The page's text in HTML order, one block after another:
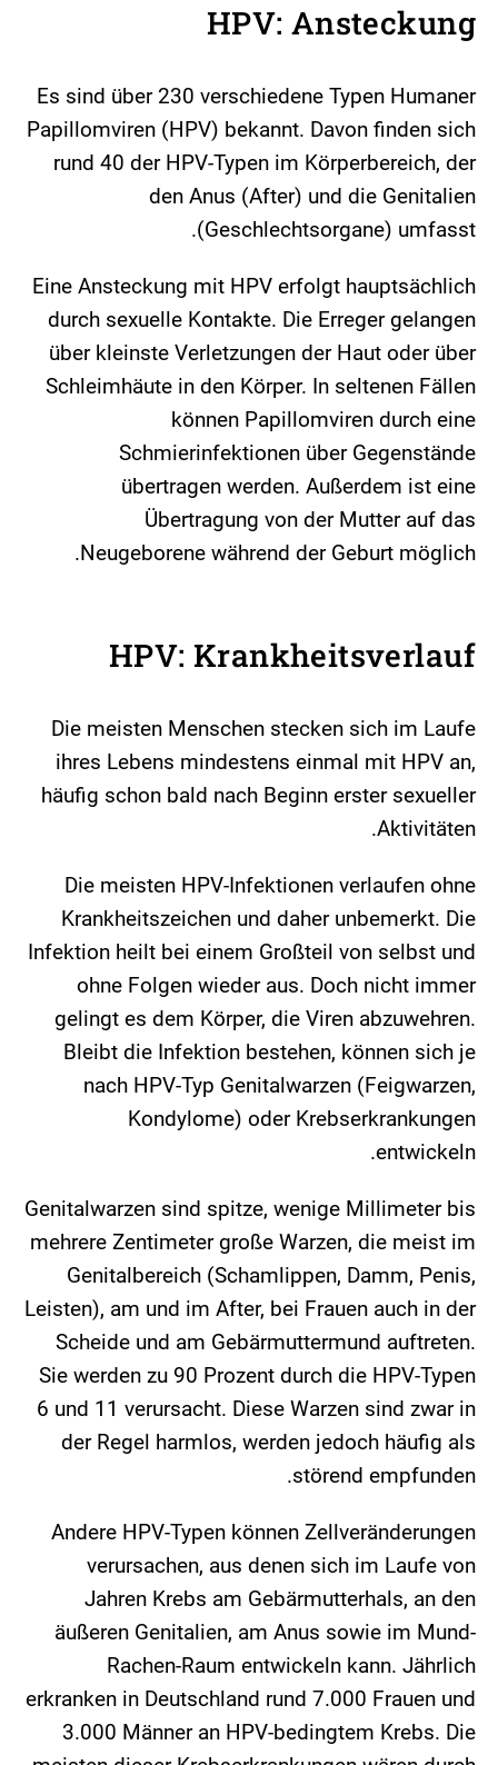
HPV: Ansteckung
Es sind über 230 verschiedene Typen Humaner
Papillomviren (HPV) bekannt. Davon finden sich
rund 40 der HPV-Typen im Körperbereich, der
den Anus (After) und die Genitalien
(Geschlechtsorgane) umfasst.
Eine Ansteckung mit HPV erfolgt hauptsächlich
durch sexuelle Kontakte. Die Erreger gelangen
über kleinste Verletzungen der Haut oder über
Schleimhäute in den Körper. In seltenen Fällen
können Papillomviren durch eine
Schmierinfektionen über Gegenstände
übertragen werden. Außerdem ist eine
Übertragung von der Mutter auf das
Neugeborene während der Geburt möglich.
HPV: Krankheitsverlauf
Die meisten Menschen stecken sich im Laufe
ihres Lebens mindestens einmal mit HPV an,
häufig schon bald nach Beginn erster sexueller
Aktivitäten.
Die meisten HPV-Infektionen verlaufen ohne
Krankheitszeichen und daher unbemerkt. Die
Infektion heilt bei einem Großteil von selbst und
ohne Folgen wieder aus. Doch nicht immer
gelingt es dem Körper, die Viren abzuwehren.
Bleibt die Infektion bestehen, können sich je
nach HPV-Typ Genitalwarzen (Feigwarzen,
Kondylome) oder Krebserkrankungen
entwickeln.
Genitalwarzen sind spitze, wenige Millimeter bis
mehrere Zentimeter große Warzen, die meist im
Genitalbereich (Schamlippen, Damm, Penis,
Leisten), am und im After, bei Frauen auch in der
Scheide und am Gebärmuttermund auftreten.
Sie werden zu 90 Prozent durch die HPV-Typen
6 und 11 verursacht. Diese Warzen sind zwar in
der Regel harmlos, werden jedoch häufig als
störend empfunden.
Andere HPV-Typen können Zellveränderungen
verursachen, aus denen sich im Laufe von
Jahren Krebs am Gebärmutterhals, an den
äußeren Genitalien, am Anus sowie im Mund-
Rachen-Raum entwickeln kann. Jährlich
erkranken in Deutschland rund 7.000 Frauen und
3.000 Männer an HPV-bedingtem Krebs. Die